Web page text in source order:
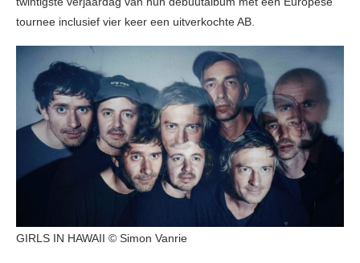
tournee inclusief vier keer een uitverkochte AB.
GIRLS IN HAWAII © Simon Vanrie